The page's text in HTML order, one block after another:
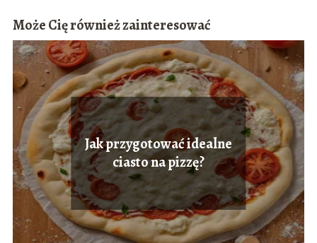
Może Cię również zainteresować
Jak przygotować idealne
ciasto na pizzę?